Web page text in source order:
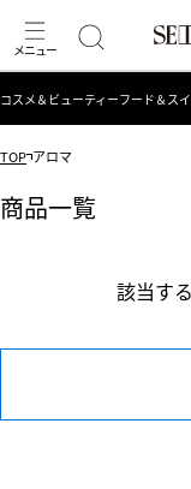
コスメ＆ビューティーフード＆ス
TOP アロマ
商品一覧
該当す